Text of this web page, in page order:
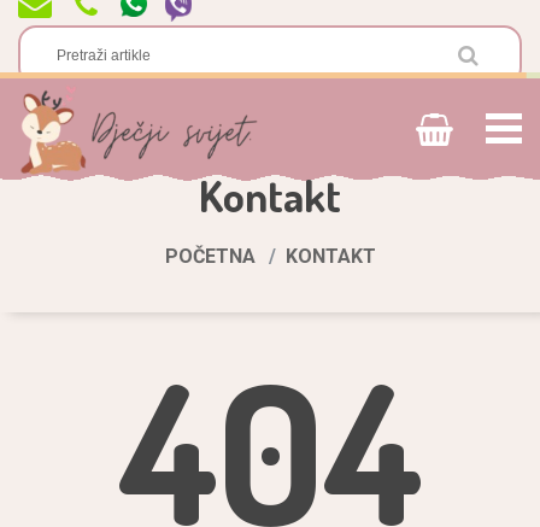
Kontakt
POČETNA KONTAKT
404